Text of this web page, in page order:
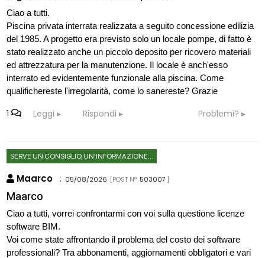
Ciao a tutti.
Piscina privata interrata realizzata a seguito concessione edilizia
del 1985. A progetto era previsto solo un locale pompe, di fatto è
stato realizzato anche un piccolo deposito per ricovero materiali
ed attrezzatura per la manutenzione. Il locale è anch'esso
interrato ed evidentemente funzionale alla piscina. Come
qualifichereste l'irregolarità, come lo sanereste? Grazie
1 Leggi Rispondi Problemi?
SERVE UN CONSIGLIO, UN'INFORMAZIONE...
Maarco : 05/08/2026 [POST N° 503007 ]
Maarco
Ciao a tutti, vorrei confrontarmi con voi sulla questione licenze
software BIM.
Voi come state affrontando il problema del costo dei software
professionali? Tra abbonamenti, aggiornamenti obbligatori e vari